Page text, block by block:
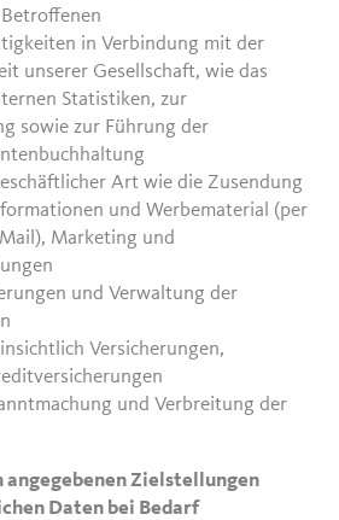
in Verbindung mit der
unserer Gesellschaft, wie das
Statistiken, zur
sowie zur Führung der
Art wie die Zusendung
und Werbematerial (per
Marketing und
und Verwaltung der
Versicherungen,
und Verbreitung der
angegebenen Zielstellungen
Daten bei Bedarf